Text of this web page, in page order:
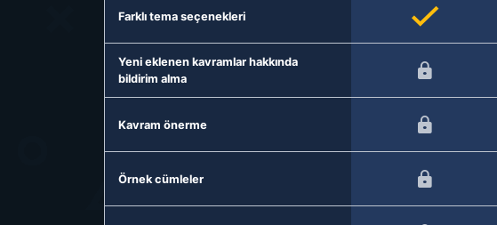
Farklı tema seçenekleri
Yeni eklenen kavramlar hakkında
bildirim alma
Kavram önerme
Örnek cümleler